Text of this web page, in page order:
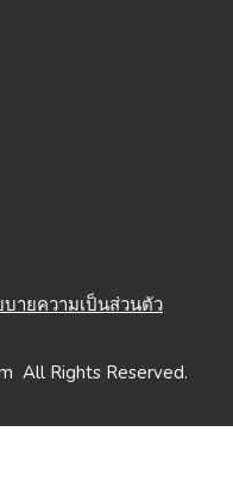
บายความเป็นส่วนตัว
All Rights Reserved.